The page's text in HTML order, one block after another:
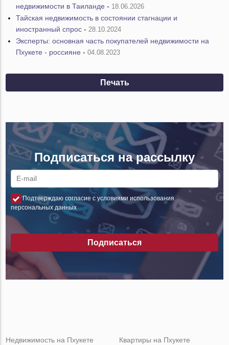
недвижимости в Таиланде - 18.06.2026
Тайская недвижимость в состоянии стагнации и
иностранный спрос - 28.10.2024
Эксперты: основная часть покупателей недвижимости на
Пхукете - россияне -04.08.2023
Печать
Подписаться на рассылку
Подтверждаю согласие с условиями использования
персональных данных
Подписаться
Недвижимость на Пхукете
Квартиры на Пхукете